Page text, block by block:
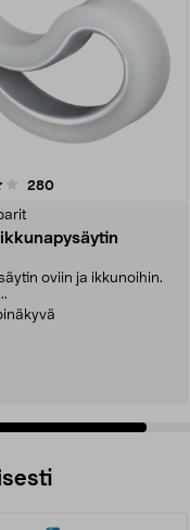
280arvostelut
oviin ja ikkunoihin.
4.5 viidestä